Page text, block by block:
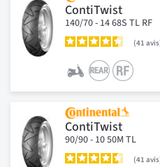
ContiTwist
140/70 - 14 68S TL RF
41 avis
ContiTwist
90/90 - 10 50M TL
41 avis